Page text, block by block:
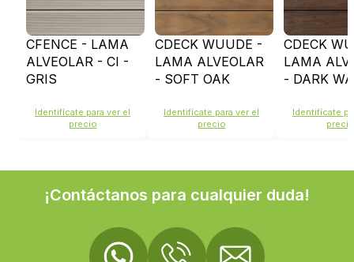
CFENCE - LAMA
ALVEOLAR - CI -
GRIS
Identifícate para ver el
precio
CDECK WUUDE -
LAMA ALVEOLAR
- SOFT OAK
Identifícate para ver el
precio
CDECK
LAMA
- DARK
Identifícate
precio
¡Contáctanos para cualquier duda!